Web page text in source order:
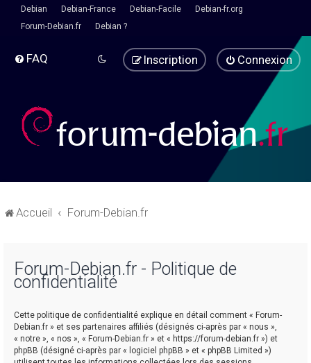
Debian Debian-France Debian-Facile
Debian-fr.org
Forum-Debian.fr
Debian ?
FAQ Connexion
Inscription
Accueil Forum-Debian.fr
Forum-Debian.fr - Politique de
confidentialité
Cette politique de confidentialité explique en détail comment « Forum-
Debian.fr » et ses partenaires affiliés (désignés ci-après par « nous »,
« notre », « nos », « Forum-Debian.fr » et « https://forum-debian.fr ») et
phpBB (désigné ci-après par « logiciel phpBB » et « phpBB Limited »)